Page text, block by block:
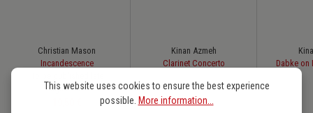
Christian Mason
Incandescence
August 2026
Regular price:
Kinan Azmeh
Clarinet Concerto
Dabke on
This website uses cookies to ensure the best experience
possible. More information...